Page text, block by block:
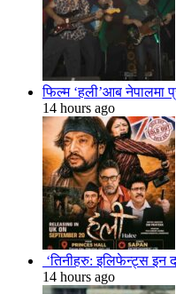
फिल्म ‘हली’आब नेपालमा
14 hours ago
‘तिनीहरु: इलिफेन्ट्स इन
14 hours ago